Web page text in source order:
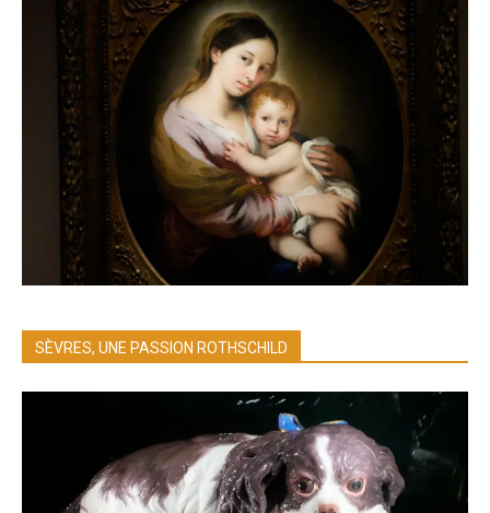
SÈVRES, UNE PASSION ROTHSCHILD